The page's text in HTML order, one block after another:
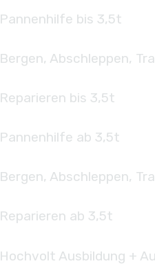
Pannenhilfe bis 3,5t
Bergen, Abschleppen,
Reparieren bis 3,5t
Pannenhilfe ab 3,5t
Bergen, Abschleppen,
Reparieren ab 3,5t
Hochvolt Ausbildung +